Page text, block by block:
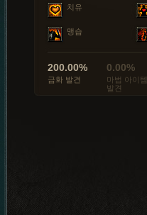
치유
맹습
200.00%
금화 발견
0.00%
마법 아이템
발견